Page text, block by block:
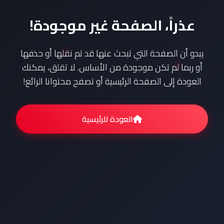
عذراً، الصفحة غير موجودة!
يبدو أن الصفحة التي تبحث عنها قد تم نقلها أو حذفها
أو ربما لم تكن موجودة من الأساس. لا تقلق، يمكنك
العودة إلى الصفحة الرئيسية أو تصفح محتوانا الرائع!
العودة للرئيسية